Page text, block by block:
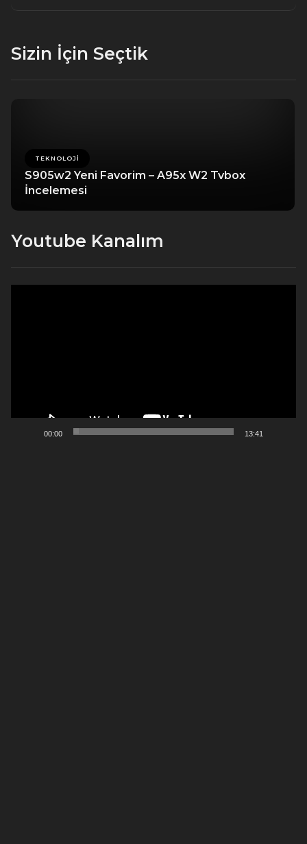
Sizin İçin Seçtik
TEKNOLOJI
S905w2 Yeni Favorim – A95x W2 Tvbox
İncelemesi
Youtube Kanalım
00:00 13:41